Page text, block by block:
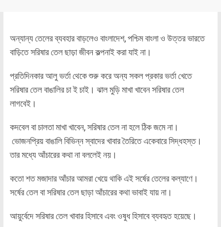
অন্যান্য তেলের ব্যবহার বাড়লেও বাংলাদেশ, পশ্চিম বাংলা ও উত্তর ভারতে
বাড়িতে সরিষার তেল ছাড়া জীবন কল্পনাই করা যাই না।
প্রতিদিনকার আলু ভর্তা থেকে শুরু করে অন্য সকল প্রকার ভর্তা খেতে
সরিষার তেল বাঙালির চা ই চাই। ঝাল মুড়ি মাখা খাবেন সরিষার তেল
লাগবেই।
কদবেল বা চালতা মাখা খাবেন, সরিষার তেল না হলে ঠিক জমে না।
ভোজনপ্রিয় বাঙালি বিভিন্ন স্বাদের খাবার তৈরিতে একেবারে সিদ্ধহস্ত।
তার মধ্যে আঁচারের কথা না বললেই নয়।
কতো শত মজাদার আঁচার আমরা খেয়ে থাকি এই সর্ষের তেলের কল্যাণে।
সর্ষের তেল বা সরিষার তেল ছাড়া আঁচারের কথা ভাবাই যায় না।
আয়ুর্বেদে সরিষার তেল খাবার হিসাবে এবং ওষুধ হিসাবে ব্যবহৃত হয়েছে।